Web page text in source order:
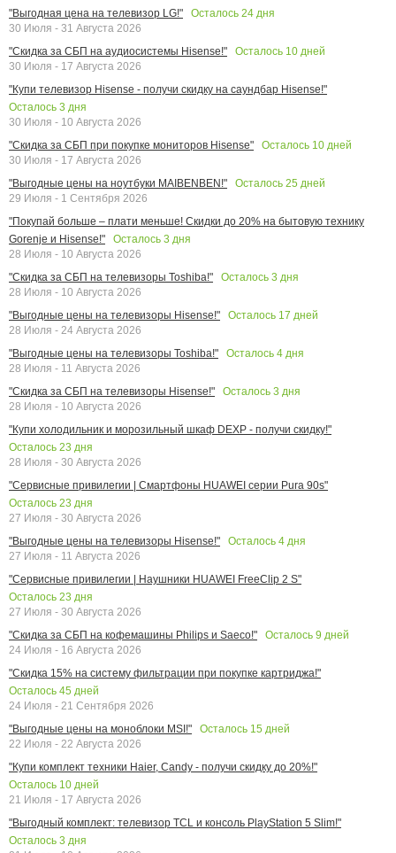
"Выгодная цена на телевизор LG!"
Осталось 24 дня
30 Июля - 31 Августа 2026
"Скидка за СБП на аудиосистемы Hisense!"
Осталось 10 дней
30 Июля - 17 Августа 2026
"Купи телевизор Hisense - получи скидку на саундбар Hisense!"
Осталось 3 дня
30 Июля - 10 Августа 2026
"Скидка за СБП при покупке мониторов Hisense"
Осталось 10 дней
30 Июля - 17 Августа 2026
"Выгодные цены на ноутбуки MAIBENBEN!"
Осталось 25 дней
29 Июля - 1 Сентября 2026
"Покупай больше – плати меньше! Скидки до 20% на бытовую технику
Gorenje и Hisense!"
Осталось 3 дня
28 Июля - 10 Августа 2026
"Скидка за СБП на телевизоры Toshiba!"
Осталось 3 дня
28 Июля - 10 Августа 2026
"Выгодные цены на телевизоры Hisense!"
Осталось 17 дней
28 Июля - 24 Августа 2026
"Выгодные цены на телевизоры Toshiba!"
Осталось 4 дня
28 Июля - 11 Августа 2026
"Скидка за СБП на телевизоры Hisense!"
Осталось 3 дня
28 Июля - 10 Августа 2026
"Купи холодильник и морозильный шкаф DEXP - получи скидку!"
Осталось 23 дня
28 Июля - 30 Августа 2026
"Сервисные привилегии | Смартфоны HUAWEI серии Pura 90s"
Осталось 23 дня
27 Июля - 30 Августа 2026
"Выгодные цены на телевизоры Hisense!"
Осталось 4 дня
27 Июля - 11 Августа 2026
"Сервисные привилегии | Наушники HUAWEI FreeClip 2 S"
Осталось 23 дня
27 Июля - 30 Августа 2026
"Скидка за СБП на кофемашины Philips и Saeco!"
Осталось 9 дней
24 Июля - 16 Августа 2026
"Скидка 15% на систему фильтрации при покупке картриджа!"
Осталось 45 дней
24 Июля - 21 Сентября 2026
"Выгодные цены на моноблоки MSI!"
Осталось 15 дней
22 Июля - 22 Августа 2026
"Купи комплект техники Haier, Candy - получи скидку до 20%!"
Осталось 10 дней
21 Июля - 17 Августа 2026
"Выгодный комплект: телевизор TCL и консоль PlayStation 5 Slim!"
Осталось 3 дня